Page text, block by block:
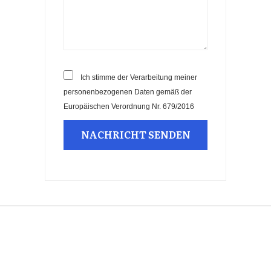
Ich stimme der Verarbeitung meiner
personenbezogenen Daten gemäß der
Europäischen Verordnung Nr. 679/2016